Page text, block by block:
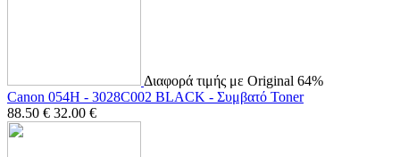
Διαφορά τιμής με Original 64%
Canon 054H - 3028C002 BLACK - Συμβατό Toner
88.50 € 32.00 €